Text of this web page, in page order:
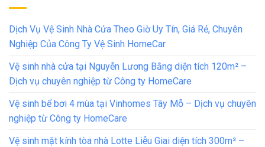
Dịch Vụ Vệ Sinh Nhà Cửa Theo Giờ Uy Tín, Giá Rẻ, Chuyên
Nghiệp Của Công Ty Vệ Sinh HomeCar
Vệ sinh nhà cửa tại Nguyễn Lương Bằng diện tích 120m² –
Dịch vụ chuyên nghiệp từ Công ty HomeCare
Vệ sinh bể bơi 4 mùa tại Vinhomes Tây Mỗ – Dịch vụ chuyên
nghiệp từ Công ty HomeCare
Vệ sinh mặt kính tòa nhà Lotte Liễu Giai diện tích 300m² –